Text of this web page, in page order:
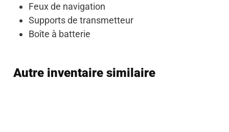
Feux de navigation
Supports de transmetteur
Boîte à batterie
Autre inventaire similaire